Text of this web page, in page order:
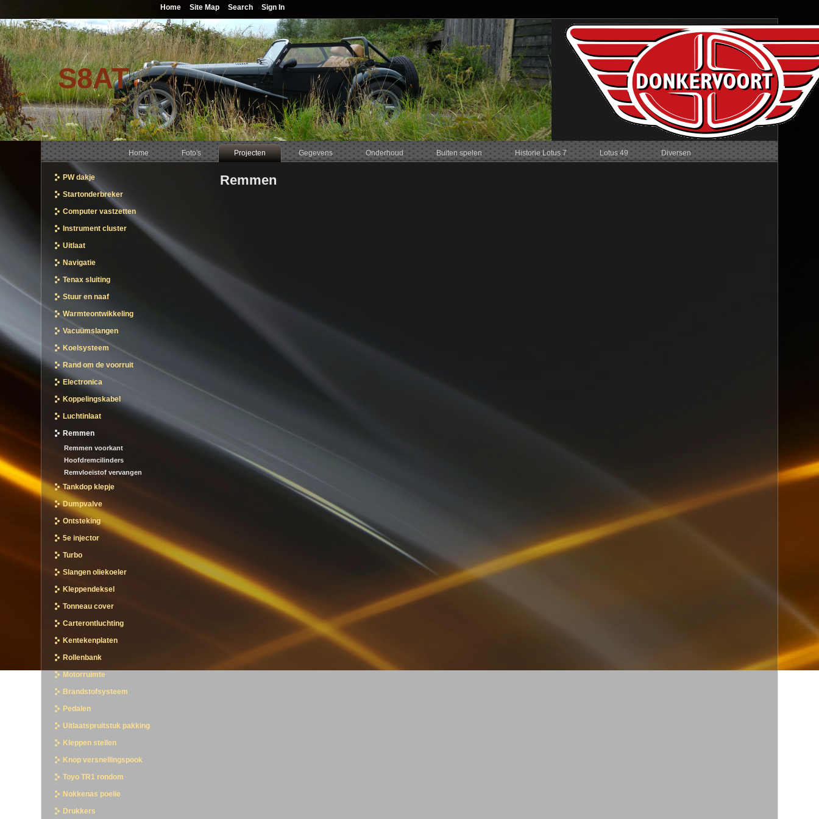
S8AT
Home Foto's Projecten Gegevens Onderhoud Buiten spelen Historie Lotus 7 Lotus 49 Diversen
PW dakje
Startonderbreker
Computer vastzetten
Instrument cluster
Uitlaat
Navigatie
Tenax sluiting
Stuur en naaf
Warmteontwikkeling
Vacuümslangen
Koelsysteem
Rand om de voorruit
Electronica
Koppelingskabel
Luchtinlaat
Remmen
Remmen voorkant
Hoofdremcilinders
Remvloeistof vervangen
Tankdop klepje
Dumpvalve
Ontsteking
5e injector
Turbo
Slangen oliekoeler
Kleppendeksel
Tonneau cover
Carterontluchting
Kentekenplaten
Rollenbank
Motorruimte
Brandstofsysteem
Pedalen
Uitlaatspruitstuk pakking
Kleppen stellen
Knop versnellingspook
Toyo TR1 rondom
Nokkenas poelie
Drukkers
Remmen
Home Site Map Search Sign In